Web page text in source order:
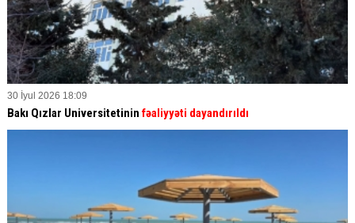
30 İyul 2026 18:09
Bakı Qızlar Universitetinin fəaliyyəti dayandırıldı